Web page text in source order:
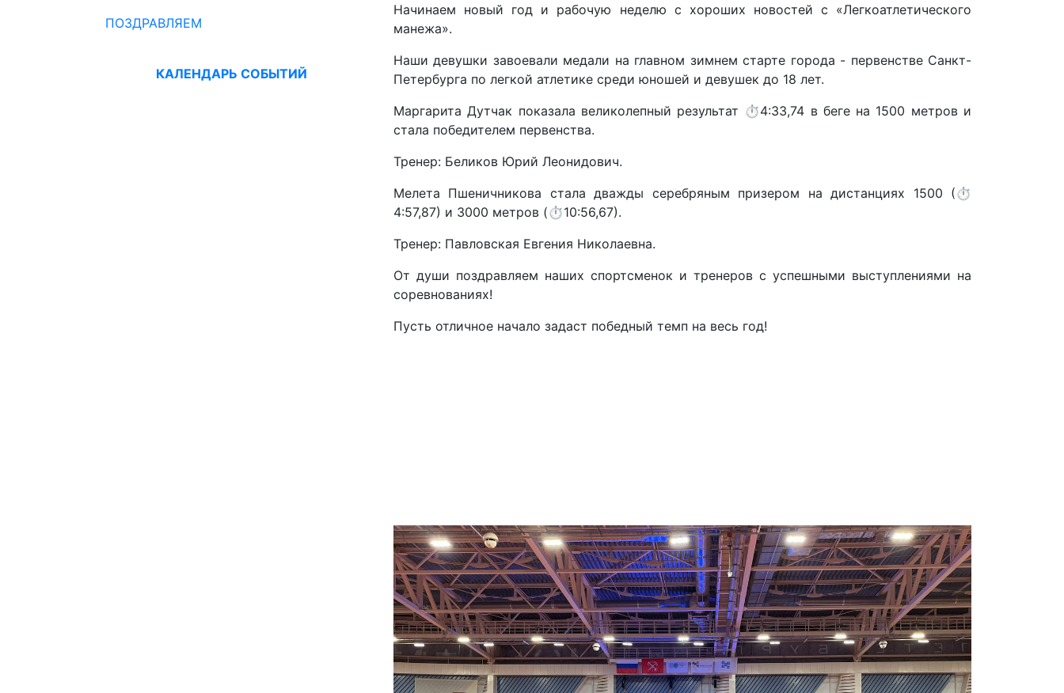
ПОЗДРАВЛЯЕМ
КАЛЕНДАРЬ СОБЫТИЙ
️️️️Начинаем новый год и рабочую неделю с хороших новостей с «Легкоатлетического
манежа».
️Наши девушки завоевали медали на главном зимнем старте города - первенстве Санкт-
Петербурга по легкой атлетике среди юношей и девушек до 18 лет.
️️Маргарита Дутчак показала великолепный результат ⏱️4:33,74 в беге на 1500 метров и
стала победителем первенства.
️️️Тренер: Беликов Юрий Леонидович.
️Мелета Пшеничникова стала дважды серебряным призером на дистанциях 1500 (⏱️
4:57,87) и 3000 метров (⏱️10:56,67).
️️Тренер: Павловская Евгения Николаевна.
️️От души поздравляем наших спортсменок и тренеров с успешными выступлениями на
соревнованиях!
️️Пусть отличное начало задаст победный темп на весь год!